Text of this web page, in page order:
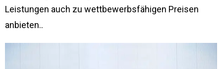
Leistungen auch zu wettbewerbsfähigen Preisen
anbieten..